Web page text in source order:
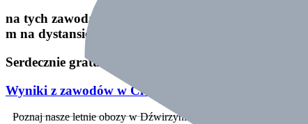
na tych zawodach reprezentował Gabriel
m na dystansie 25 m stylem dowolnym z czasem
Serdecznie gratulujemy wyników Gabrysiowi i
Wyniki z zawodów w Cieszynie
Poznaj nasze letnie obozy w Dźwirzynie!